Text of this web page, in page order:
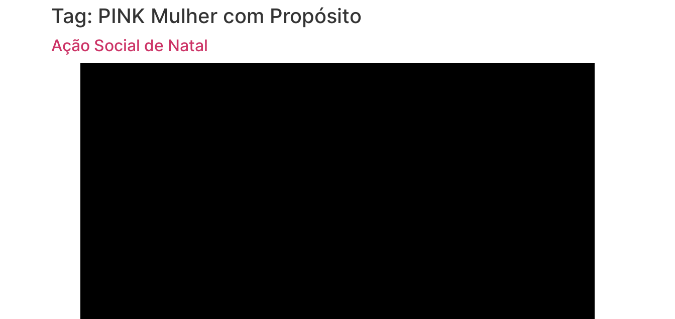
Tag: PINK Mulher com Propósito
Ação Social de Natal